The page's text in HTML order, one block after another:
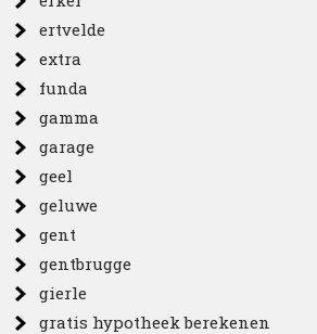
ertvelde
extra
funda
gamma
garage
geel
geluwe
gent
gentbrugge
gierle
gratis hypotheek berekenen